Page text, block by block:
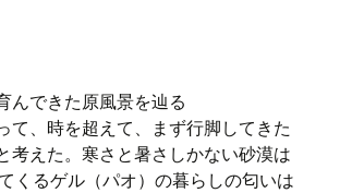
んできた原風景を辿る
て、時を超えて、まず行脚してきた
考えた。寒さと暑さしかない砂漠は
くるゲル（パオ）の暮らしの匂いは